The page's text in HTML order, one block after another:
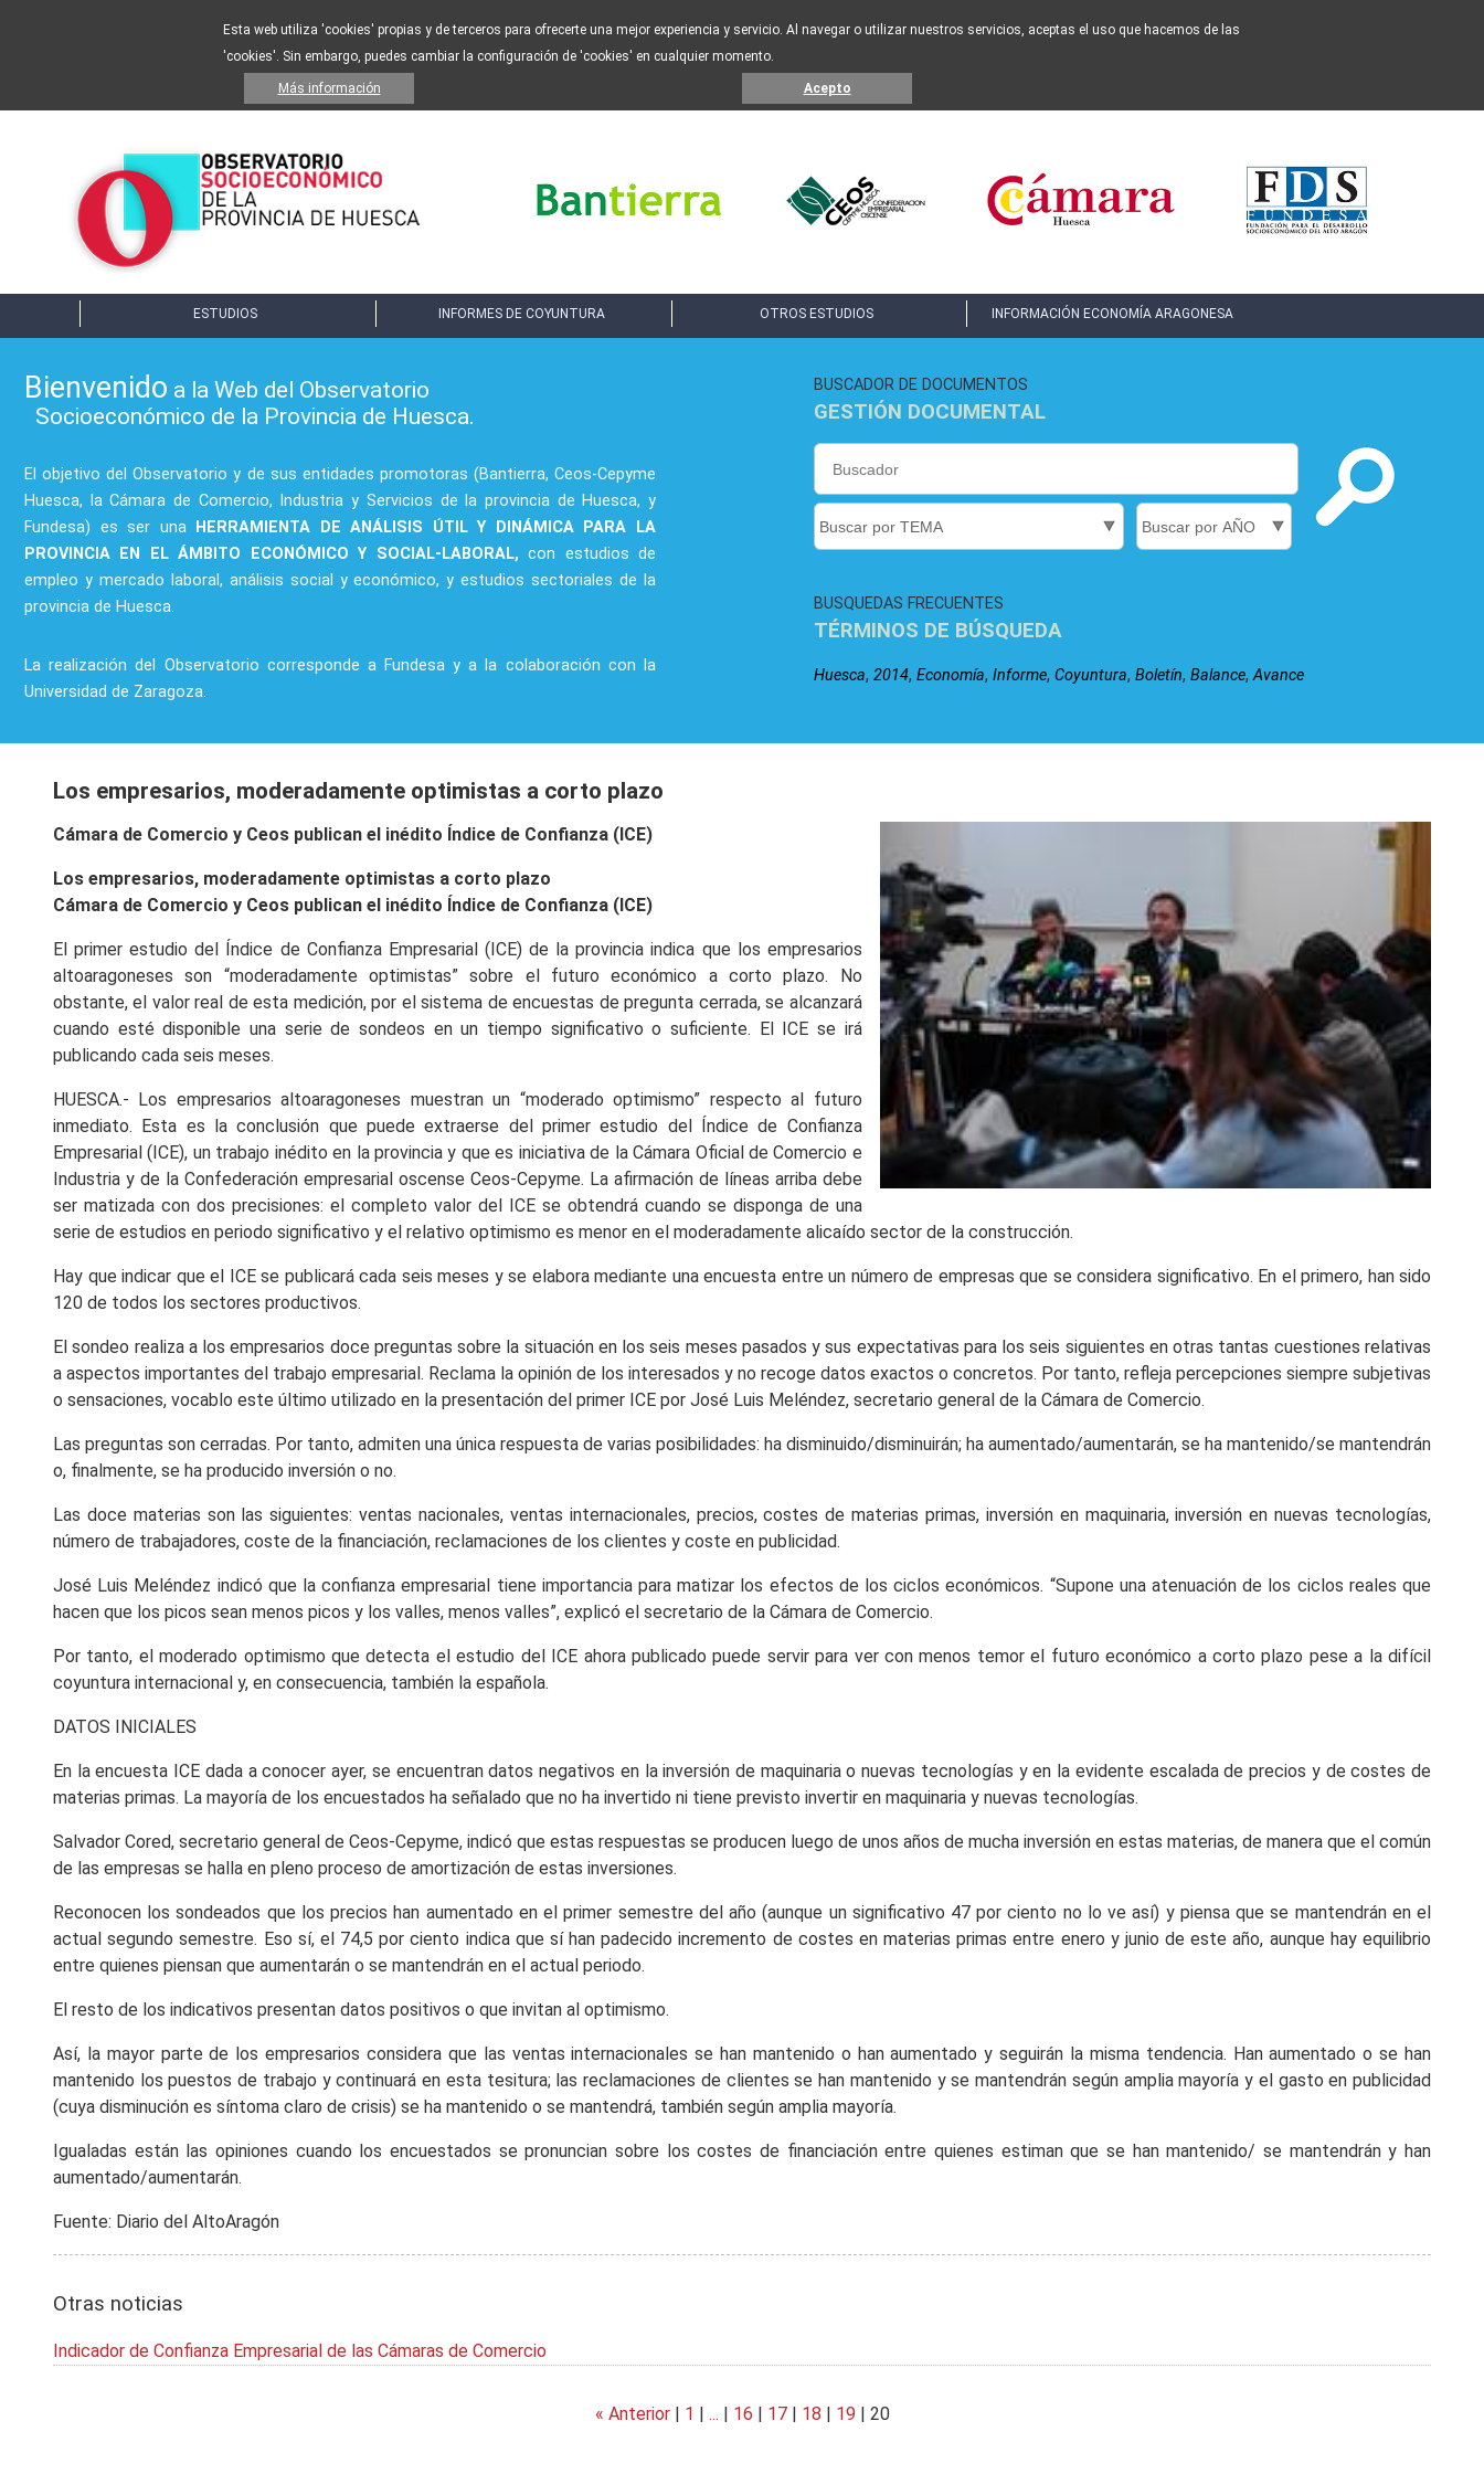
Esta web utiliza 'cookies' propias y de terceros para ofrecerte una mejor experiencia y servicio. Al navegar o utilizar nuestros servicios, aceptas el uso que hacemos de las
'cookies'. Sin embargo, puedes cambiar la configuración de 'cookies' en cualquier momento.
Más información Acepto
ESTUDIOS INFORMES DE COYUNTURA OTROS ESTUDIOS INFORMACIÓN ECONOMÍA ARAGONESA
Bienvenido a la Web del Observatorio
Socioeconómico de la Provincia de Huesca.
El objetivo del Observatorio y de sus entidades promotoras (Bantierra, Ceos-Cepyme
Huesca, la Cámara de Comercio, Industria y Servicios de la provincia de Huesca, y
Fundesa) es ser una
HERRAMIENTA DE ANÁLISIS ÚTIL Y DINÁMICA PARA LA
PROVINCIA EN EL ÁMBITO ECONÓMICO Y SOCIAL-LABORAL,con estudios de
empleo y mercado laboral, análisis social y económico, y estudios sectoriales de la
provincia de Huesca.
La realización del Observatorio corresponde a Fundesa y a la colaboración con la
Universidad de Zaragoza.
BUSCADOR DE DOCUMENTOS
GESTIÓN DOCUMENTAL
BUSQUEDAS FRECUENTES
TÉRMINOS DE BÚSQUEDA
Huesca, 2014, Economía, Informe, Coyuntura, Boletín, Balance,Avance
Los empresarios, moderadamente optimistas a corto plazo
Cámara de Comercio y Ceos publican el inédito Índice de Confianza (ICE)
Los empresarios, moderadamente optimistas a corto plazo
Cámara de Comercio y Ceos publican el inédito Índice de Confianza (ICE)
El primer estudio del Índice de Confianza Empresarial (ICE) de la provincia indica que los empresarios
altoaragoneses son “moderadamente optimistas” sobre el futuro económico a corto plazo. No
obstante, el valor real de esta medición, por el sistema de encuestas de pregunta cerrada, se alcanzará
cuando esté disponible una serie de sondeos en un tiempo significativo o suficiente. El ICE se irá
publicando cada seis meses.
HUESCA.- Los empresarios altoaragoneses muestran un “moderado optimismo” respecto al futuro
inmediato. Esta es la conclusión que puede extraerse del primer estudio del Índice de Confianza
Empresarial (ICE), un trabajo inédito en la provincia y que es iniciativa de la Cámara Oficial de Comercio e
Industria y de la Confederación empresarial oscense Ceos-Cepyme. La afirmación de líneas arriba debe
ser matizada con dos precisiones: el completo valor del ICE se obtendrá cuando se disponga de una
serie de estudios en periodo significativo y el relativo optimismo es menor en el moderadamente alicaído sector de la construcción.
Hay que indicar que el ICE se publicará cada seis meses y se elabora mediante una encuesta entre un número de empresas que se considera significativo. En el primero, han sido
120 de todos los sectores productivos.
El sondeo realiza a los empresarios doce preguntas sobre la situación en los seis meses pasados y sus expectativas para los seis siguientes en otras tantas cuestiones relativas
a aspectos importantes del trabajo empresarial. Reclama la opinión de los interesados y no recoge datos exactos o concretos. Por tanto, refleja percepciones siempre subjetivas
o sensaciones, vocablo este último utilizado en la presentación del primer ICE por José Luis Meléndez, secretario general de la Cámara de Comercio.
Las preguntas son cerradas. Por tanto, admiten una única respuesta de varias posibilidades: ha disminuido/disminuirán; ha aumentado/aumentarán, se ha mantenido/se mantendrán
o, finalmente, se ha producido inversión o no.
Las doce materias son las siguientes: ventas nacionales, ventas internacionales, precios, costes de materias primas, inversión en maquinaria, inversión en nuevas tecnologías,
número de trabajadores, coste de la financiación, reclamaciones de los clientes y coste en publicidad.
José Luis Meléndez indicó que la confianza empresarial tiene importancia para matizar los efectos de los ciclos económicos. “Supone una atenuación de los ciclos reales que
hacen que los picos sean menos picos y los valles, menos valles”, explicó el secretario de la Cámara de Comercio.
Por tanto, el moderado optimismo que detecta el estudio del ICE ahora publicado puede servir para ver con menos temor el futuro económico a corto plazo pese a la difícil
coyuntura internacional y, en consecuencia, también la española.
DATOS INICIALES
En la encuesta ICE dada a conocer ayer, se encuentran datos negativos en la inversión de maquinaria o nuevas tecnologías y en la evidente escalada de precios y de costes de
materias primas. La mayoría de los encuestados ha señalado que no ha invertido ni tiene previsto invertir en maquinaria y nuevas tecnologías.
Salvador Cored, secretario general de Ceos-Cepyme, indicó que estas respuestas se producen luego de unos años de mucha inversión en estas materias, de manera que el común
de las empresas se halla en pleno proceso de amortización de estas inversiones.
Reconocen los sondeados que los precios han aumentado en el primer semestre del año (aunque un significativo 47 por ciento no lo ve así) y piensa que se mantendrán en el
actual segundo semestre. Eso sí, el 74,5 por ciento indica que sí han padecido incremento de costes en materias primas entre enero y junio de este año, aunque hay equilibrio
entre quienes piensan que aumentarán o se mantendrán en el actual periodo.
El resto de los indicativos presentan datos positivos o que invitan al optimismo.
Así, la mayor parte de los empresarios considera que las ventas internacionales se han mantenido o han aumentado y seguirán la misma tendencia. Han aumentado o se han
mantenido los puestos de trabajo y continuará en esta tesitura; las reclamaciones de clientes se han mantenido y se mantendrán según amplia mayoría y el gasto en publicidad
(cuya disminución es síntoma claro de crisis) se ha mantenido o se mantendrá, también según amplia mayoría.
Igualadas están las opiniones cuando los encuestados se pronuncian sobre los costes de financiación entre quienes estiman que se han mantenido/ se mantendrán y han
aumentado/aumentarán.
Fuente: Diario del AltoAragón
Otras noticias
Indicador de Confianza Empresarial de las Cámaras de Comercio
« Anterior| 1 | ... | 16 | 17| 18 | 19 | 20